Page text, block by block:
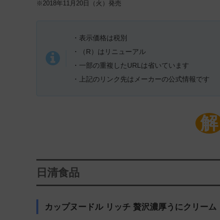
※2018年11月20日（火）発売
・表示価格は税別
・（R）はリニューアル
・一部の重複したURLは省いています
・上記のリンク先はメーカーの公式情報です
解
日清食品
カップヌードル リッチ 贅沢濃厚うにクリーム